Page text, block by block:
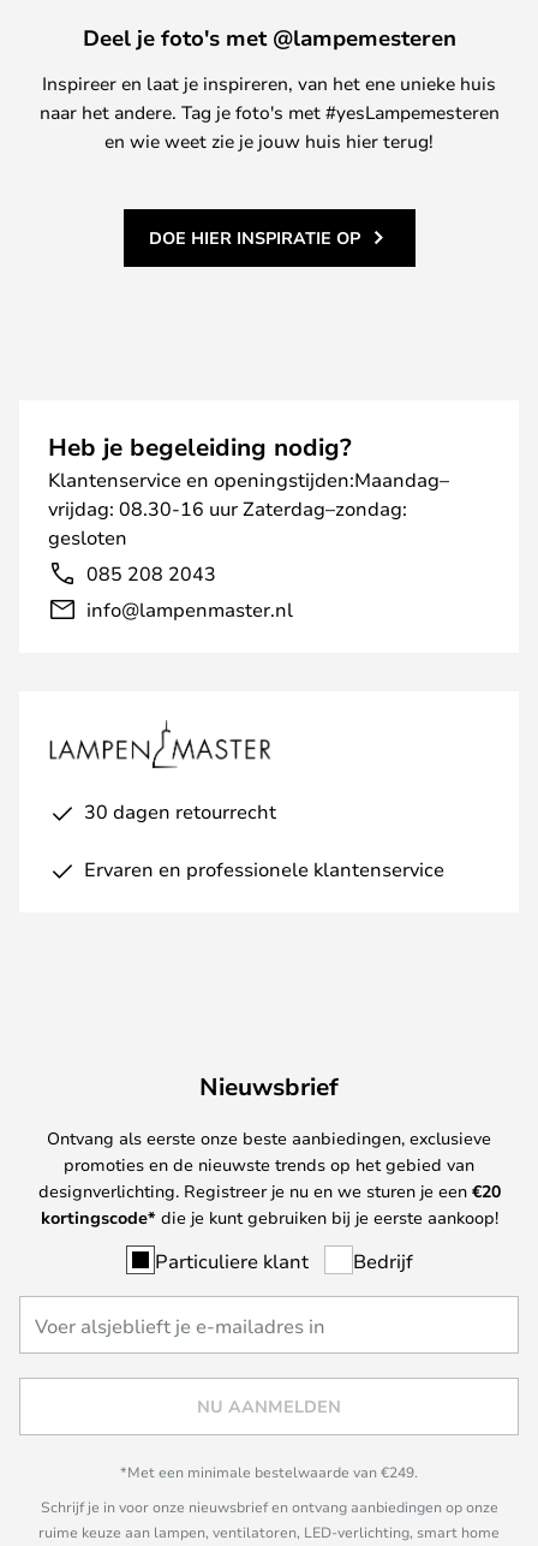
Deel je foto's met @lampemesteren
Inspireer en laat je inspireren, van het ene unieke huis
naar het andere. Tag je foto's met #yesLampemesteren
en wie weet zie je jouw huis hier terug!
DOE HIER INSPIRATIE OP
Heb je begeleiding nodig?
Klantenservice en openingstijden:Maandag–
vrijdag: 08.30-16 uur Zaterdag–zondag:
gesloten
085 208 2043
info@lampenmaster.nl
30 dagen retourrecht
Ervaren en professionele klantenservice
Nieuwsbrief
Ontvang als eerste onze beste aanbiedingen, exclusieve
promoties en de nieuwste trends op het gebied van
designverlichting. Registreer je nu en we sturen je een €20
kortingscode* die je kunt gebruiken bij je eerste aankoop!
Particuliere klant Bedrijf
NU AANMELDEN
*Met een minimale bestelwaarde van €249.
Schrijf je in voor onze nieuwsbrief en ontvang aanbiedingen op onze
ruime keuze aan lampen, ventilatoren, LED-verlichting, smart home